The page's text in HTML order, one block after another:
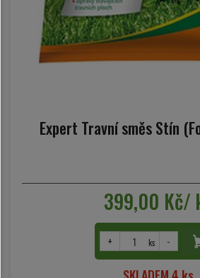
Expert Travní směs Stín
399,00 Kč/
+ ks -